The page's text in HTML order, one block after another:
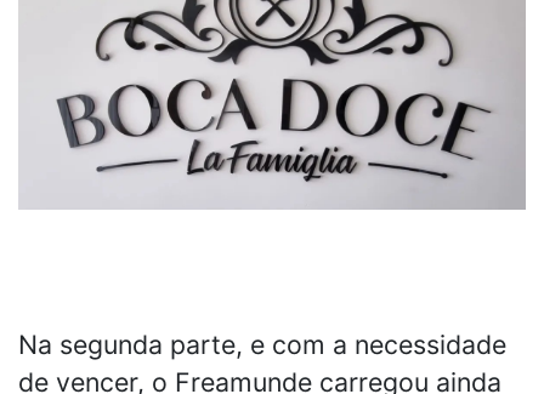
Na segunda parte, e com a necessidade
de vencer, o Freamunde carregou ainda